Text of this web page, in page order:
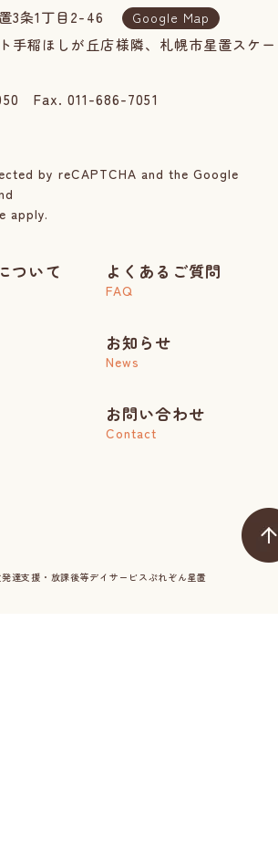
3条1丁目2-46
Google Map
手稲ほしが丘店様隣、札幌市星置スケー
Fax. 011-686-7051
by reCAPTCHA and the Google
apply.
ついて よくあるご質問
FAQ
お知らせ
News
お問い合わせ
Contact
達支援・放課後等デイサービスぷれぞん星置